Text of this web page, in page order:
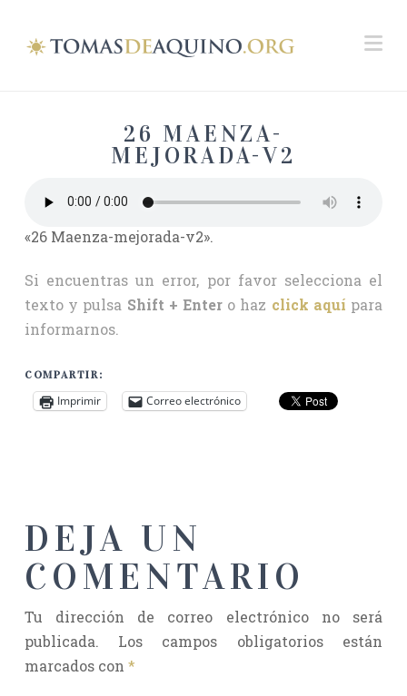
26 MAENZA-
MEJORADA-V2
«26 Maenza-mejorada-v2».
Si encuentras un error, por favor selecciona el
texto y pulsa Shift + Enter o haz click aquí para
informarnos.
COMPARTIR:
Imprimir Correo electrónico
DEJA UN
COMENTARIO
Tu dirección de correo electrónico no será
publicada.
Los campos obligatorios están
marcados con *